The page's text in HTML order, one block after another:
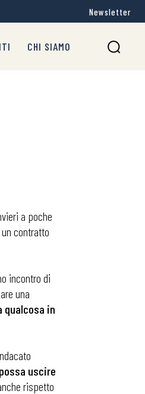
Newsletter
CHI SIAMO
a poche
contratto
incontro di
una
qualcosa in
uscire
rispetto